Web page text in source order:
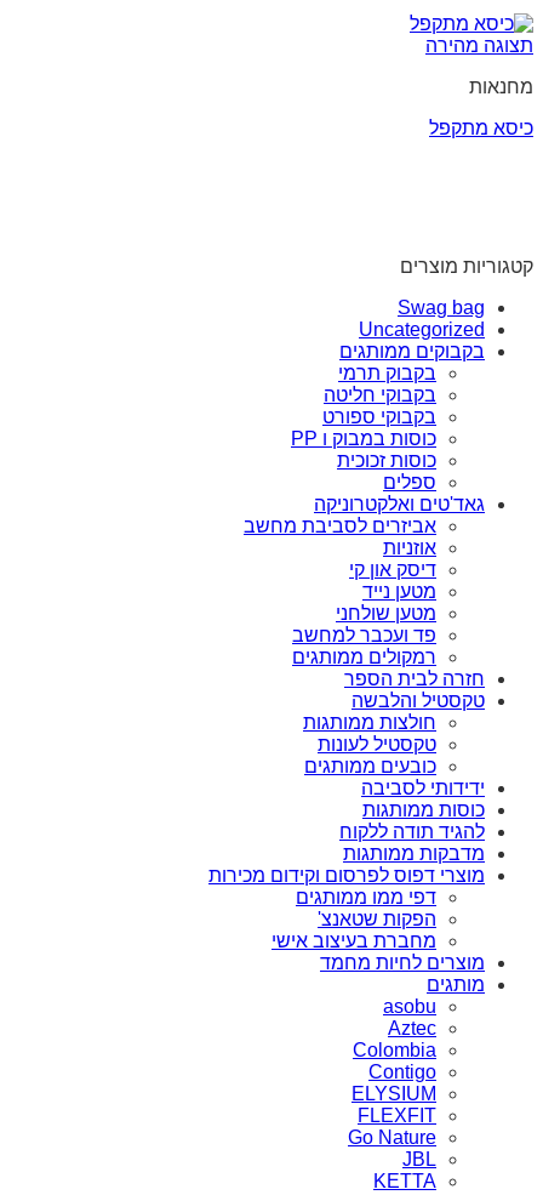
תצוגה מהירה
מחנאות
כיסא מתקפל
קטגוריות מוצרים
Swag bag
Uncategorized
בקבוקים ממותגים
בקבוק תרמי
בקבוקי חליטה
בקבוקי ספורט
כוסות במבוק ו PP
כוסות זכוכית
ספלים
גאד'טים ואלקטרוניקה
אביזרים לסביבת מחשב
אוזניות
דיסק און קי
מטען נייד
מטען שולחני
פד ועכבר למחשב
רמקולים ממותגים
חזרה לבית הספר
טקסטיל והלבשה
חולצות ממותגות
טקסטיל לעונות
כובעים ממותגים
ידידותי לסביבה
כוסות ממותגות
להגיד תודה ללקוח
מדבקות ממותגות
מוצרי דפוס לפרסום וקידום מכירות
דפי ממו ממותגים
הפקות שטאנצ'
מחברת בעיצוב אישי
מוצרים לחיות מחמד
מותגים
asobu
Aztec
Colombia
Contigo
ELYSIUM
FLEXFIT
Go Nature
JBL
KETTA